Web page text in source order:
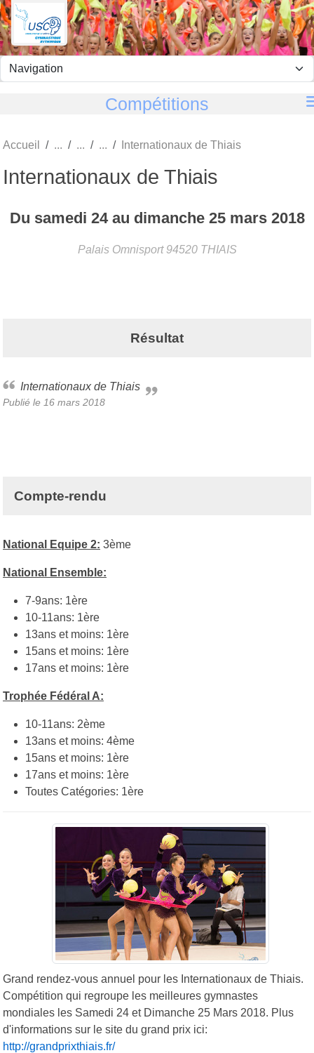
Compétitions
Accueil Internationaux de Thiais
Internationaux de Thiais
Du samedi 24au dimanche 25 mars 2018
Palais Omnisport 94520 THIAIS
Résultat
Internationaux de Thiais
Publié le 16 mars 2018
Compte-rendu
National Equipe 2: 3ème
National Ensemble:
7-9ans: 1ère
10-11ans: 1ère
13ans et moins: 1ère
15ans et moins: 1ère
17ans et moins: 1ère
Trophée Fédéral A:
10-11ans: 2ème
13ans et moins: 4ème
15ans et moins: 1ère
17ans et moins: 1ère
Toutes Catégories: 1ère
Grand rendez-vous annuel pour les Internationaux de Thiais.
Compétition qui regroupe les meilleures gymnastes
mondiales les Samedi 24 et Dimanche 25 Mars 2018. Plus
d'informations sur le site du grand prix ici:
http://grandprixthiais.fr/
Panneau de gestion des cookies